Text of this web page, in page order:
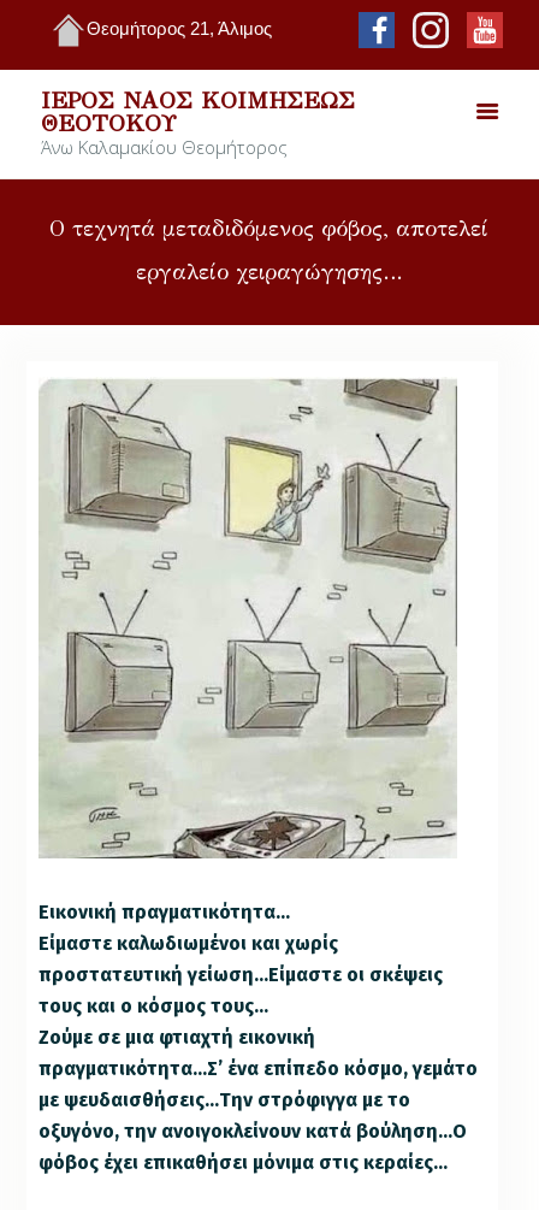
Θεομήτορος 21, Άλιμος
ΙΕΡΌΣ ΝΑΌΣ ΚΟΙΜΉΣΕΩΣ
ΘΕΟΤΌΚΟΥ
Άνω Καλαμακίου Θεομήτορος
Ο τεχνητά μεταδιδόμενος φόβος, αποτελεί
εργαλείο χειραγώγησης…
Εικονική πραγματικότητα…
Είμαστε καλωδιωμένοι και χωρίς
προστατευτική γείωση…Είμαστε οι σκέψεις
τους και ο κόσμος τους…
Ζούμε σε μια φτιαχτή εικονική
πραγματικότητα…Σ’ ένα επίπεδο κόσμο, γεμάτο
με ψευδαισθήσεις…Την στρόφιγγα με το
οξυγόνο, την ανοιγοκλείνουν κατά βούληση…Ο
φόβος έχει επικαθήσει μόνιμα στις κεραίες…